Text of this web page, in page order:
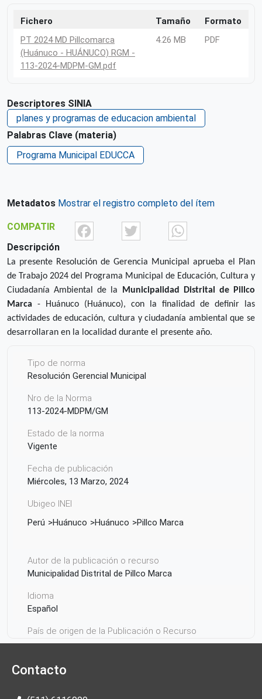
Fichero Tamaño
Formato
PT 2024 MD Pillcomarca
(Huánuco - HUÁNUCO) RGM -
113-2024-MDPM-GM.pdf
4.26 MB PDF
Descriptores SINIA
planes y programas de educacion ambiental
Palabras Clave (materia)
Programa Municipal EDUCCA
Metadatos Mostrar el registro completo del ítem
COMPATIR FacebookTwitter
Descripción
La presente Resolución de Gerencia Municipal aprueba el Plan
de Trabajo 2024 del Programa Municipal de Educación, Cultura y
Ciudadanía Ambiental de la
Municipalidad Distrital de Pillco
Marca - Huánuco (Huánuco), con la finalidad de definir las
actividades de educación, cultura y ciudadanía ambiental que se
desarrollaran en la localidad durante el presente año.
Tipo de norma
Resolución Gerencial Municipal
Nro de la Norma
113-2024-MDPM/GM
Estado de la norma
Vigente
Fecha de publicación
Miércoles, 13 Marzo, 2024
Ubigeo INEI
Perú
Huánuco Huánuco Pillco Marca
Autor de la publicación o recurso
Municipalidad Distrital de Pillco Marca
Idioma
Español
País de origen de la Publicación o Recurso
Perú
Contacto